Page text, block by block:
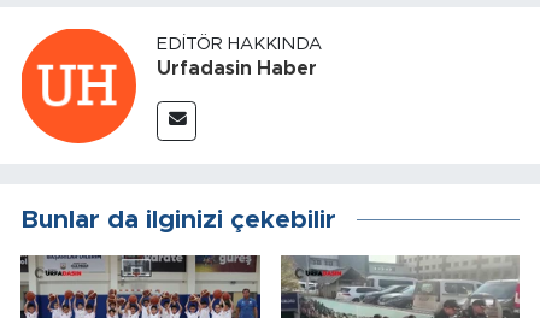
EDITÖR HAKKINDA
Urfadasin Haber
Bunlar da ilginizi çekebilir